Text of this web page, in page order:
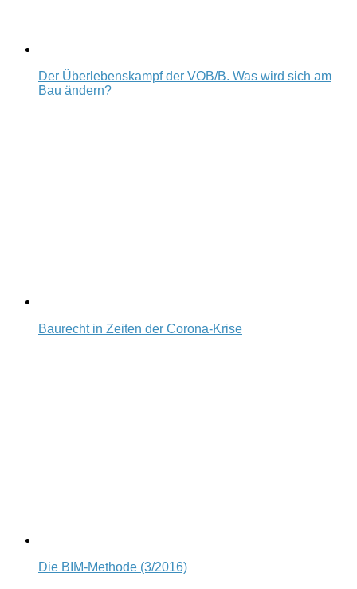
Der Überlebenskampf der VOB/B. Was wird sich am
Bau ändern?
Baurecht in Zeiten der Corona-Krise
Die BIM-Methode (3/2016)